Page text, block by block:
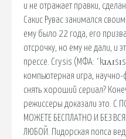
и не отражает правки,
Сакис Рувас занимался
ему было 22 года, его
отсрочку, но ему не дали, и
прессе. Crysis (МФА:
компьютерная игра,
снять хороший сериал?
режиссеры доказали это.
МОЖЕТЕ БЕСПЛАТНО И БЕЗ
ЛЮБОЙ. Пидорская попса